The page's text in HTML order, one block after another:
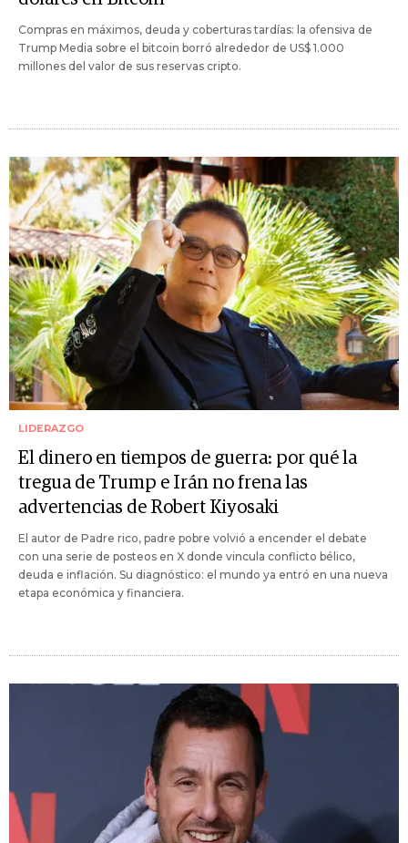
Compras en máximos, deuda y coberturas tardías: la ofensiva de
Trump Media sobre el bitcoin borró alrededor de US$ 1.000
millones del valor de sus reservas cripto.
LIDERAZGO
El dinero en tiempos de guerra: por qué la
tregua de Trump e Irán no frena las
advertencias de Robert Kiyosaki
El autor de Padre rico, padre pobre volvió a encender el debate
con una serie de posteos en X donde vincula conflicto bélico,
deuda e inflación. Su diagnóstico: el mundo ya entró en una nueva
etapa económica y financiera.